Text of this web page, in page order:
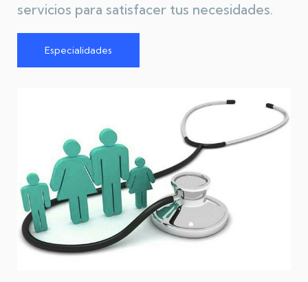
servicios para satisfacer tus necesidades.
Especialidades